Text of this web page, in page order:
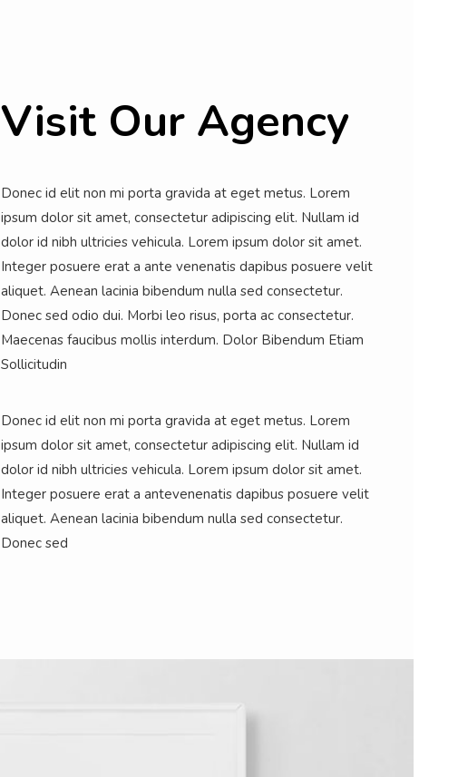
Visit Our Agency
Donec id elit non mi porta gravida at eget metus. Lorem
ipsum dolor sit amet, consectetur adipiscing elit. Nullam id
dolor id nibh ultricies vehicula. Lorem ipsum dolor sit amet.
Integer posuere erat a ante venenatis dapibus posuere velit
aliquet. Aenean lacinia bibendum nulla sed consectetur.
Donec sed odio dui. Morbi leo risus, porta ac consectetur.
Maecenas faucibus mollis interdum. Dolor Bibendum Etiam
Sollicitudin
Donec id elit non mi porta gravida at eget metus. Lorem
ipsum dolor sit amet, consectetur adipiscing elit. Nullam id
dolor id nibh ultricies vehicula. Lorem ipsum dolor sit amet.
Integer posuere erat a antevenenatis dapibus posuere velit
aliquet. Aenean lacinia bibendum nulla sed consectetur.
Donec sed